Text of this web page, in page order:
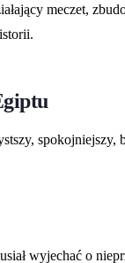
meczet,
wyjechać o